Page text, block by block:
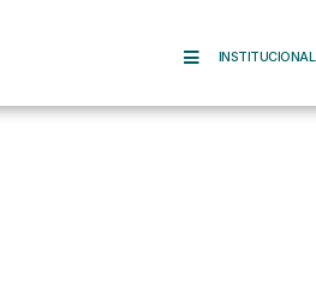
INSTITUCIONAL